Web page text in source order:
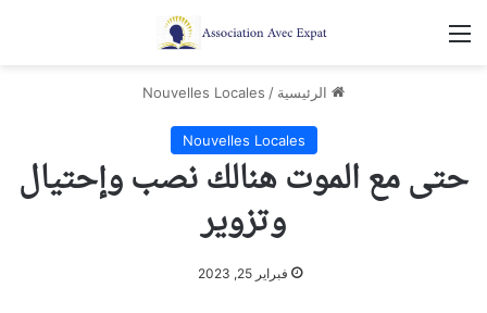
القائمة
الرئيسية /
Nouvelles Locales
Nouvelles Locales
حتى مع الموت هنالك نصب وإحتيال
وتزوير
فبراير 25, 2023